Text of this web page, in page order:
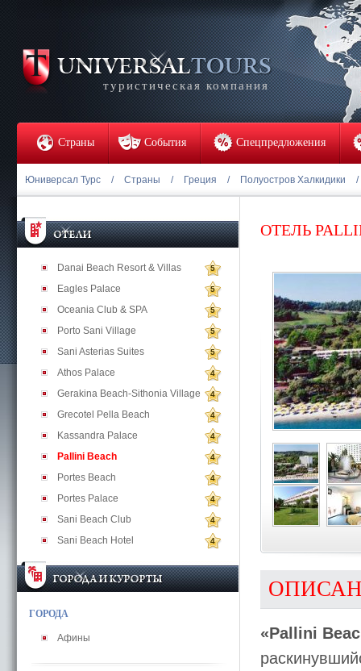
туристическая компания
Страны События Спецпредложения
Юниверсал Турс / Страны / Греция / Полуостров Халкидики /
Danai Beach Resort & Villas 5
Eagles Palace 5
Oceania Club & SPA 5
Porto Sani Village 5
Sani Asterias Suites 5
Athos Palace 4
Gerakina Beach-Sithonia Village 4
Grecotel Pella Beach 4
Kassandra Palace 4
Pallini Beach 4
Portes Beach 4
Portes Palace 4
Sani Beach Club 4
Sani Beach Hotel 4
ГОРОДА
Афины
ОТЕЛЬ
«Pallini